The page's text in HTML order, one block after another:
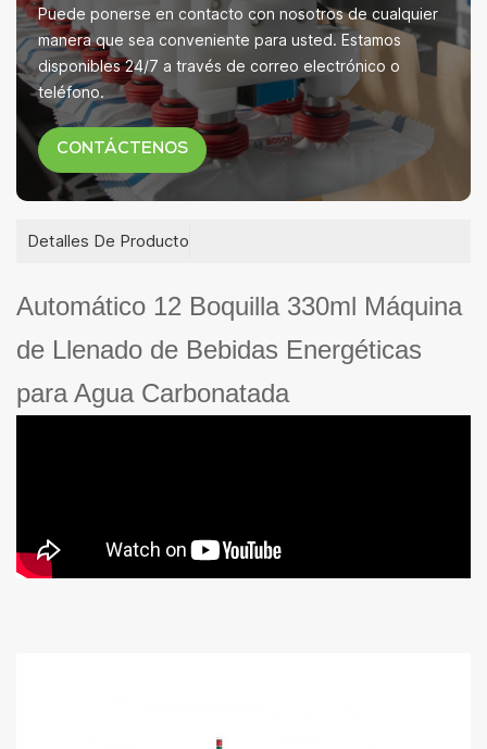
Puede ponerse en contacto con nosotros de cualquier
manera que sea conveniente para usted. Estamos
disponibles 24/7 a través de correo electrónico o
teléfono.
CONTÁCTENOS
Detalles De Producto
Automático 12 Boquilla 330ml Máquina
de Llenado de Bebidas Energéticas
para Agua Carbonatada